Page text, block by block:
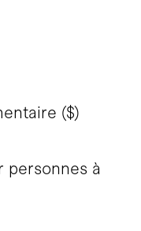
($)
personnes à